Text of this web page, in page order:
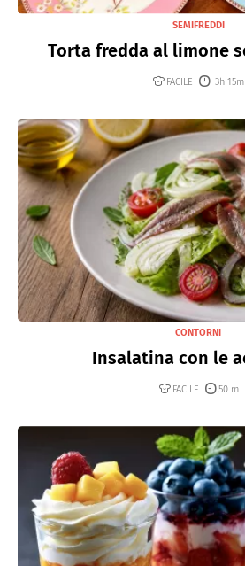
SEMIFREDDI
Torta fredda al limone
FACILE 3h 15m
CONTORNI
Insalatina con le
FACILE 50 m